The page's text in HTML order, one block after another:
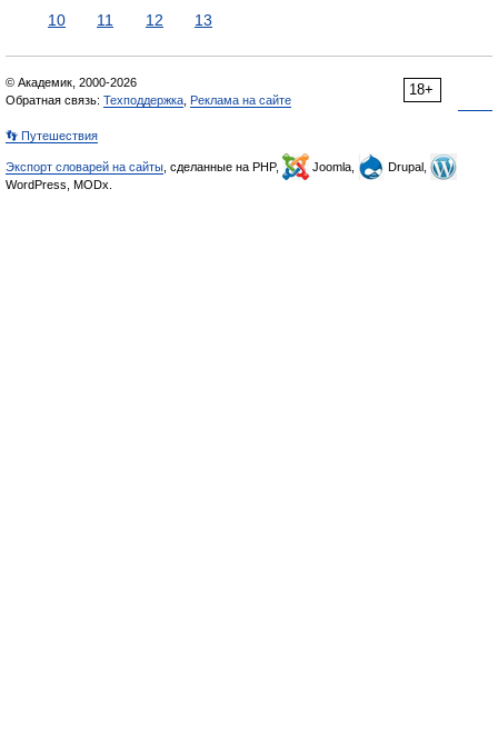
10
11 12 13
18+
© Академик, 2000-2026
Обратная связь: Техподдержка Реклама на сайте
👣 Путешествия
Экспорт словарей на сайты , сделанные на PHP, Joomla,
Drupal,
WordPress, MODx.